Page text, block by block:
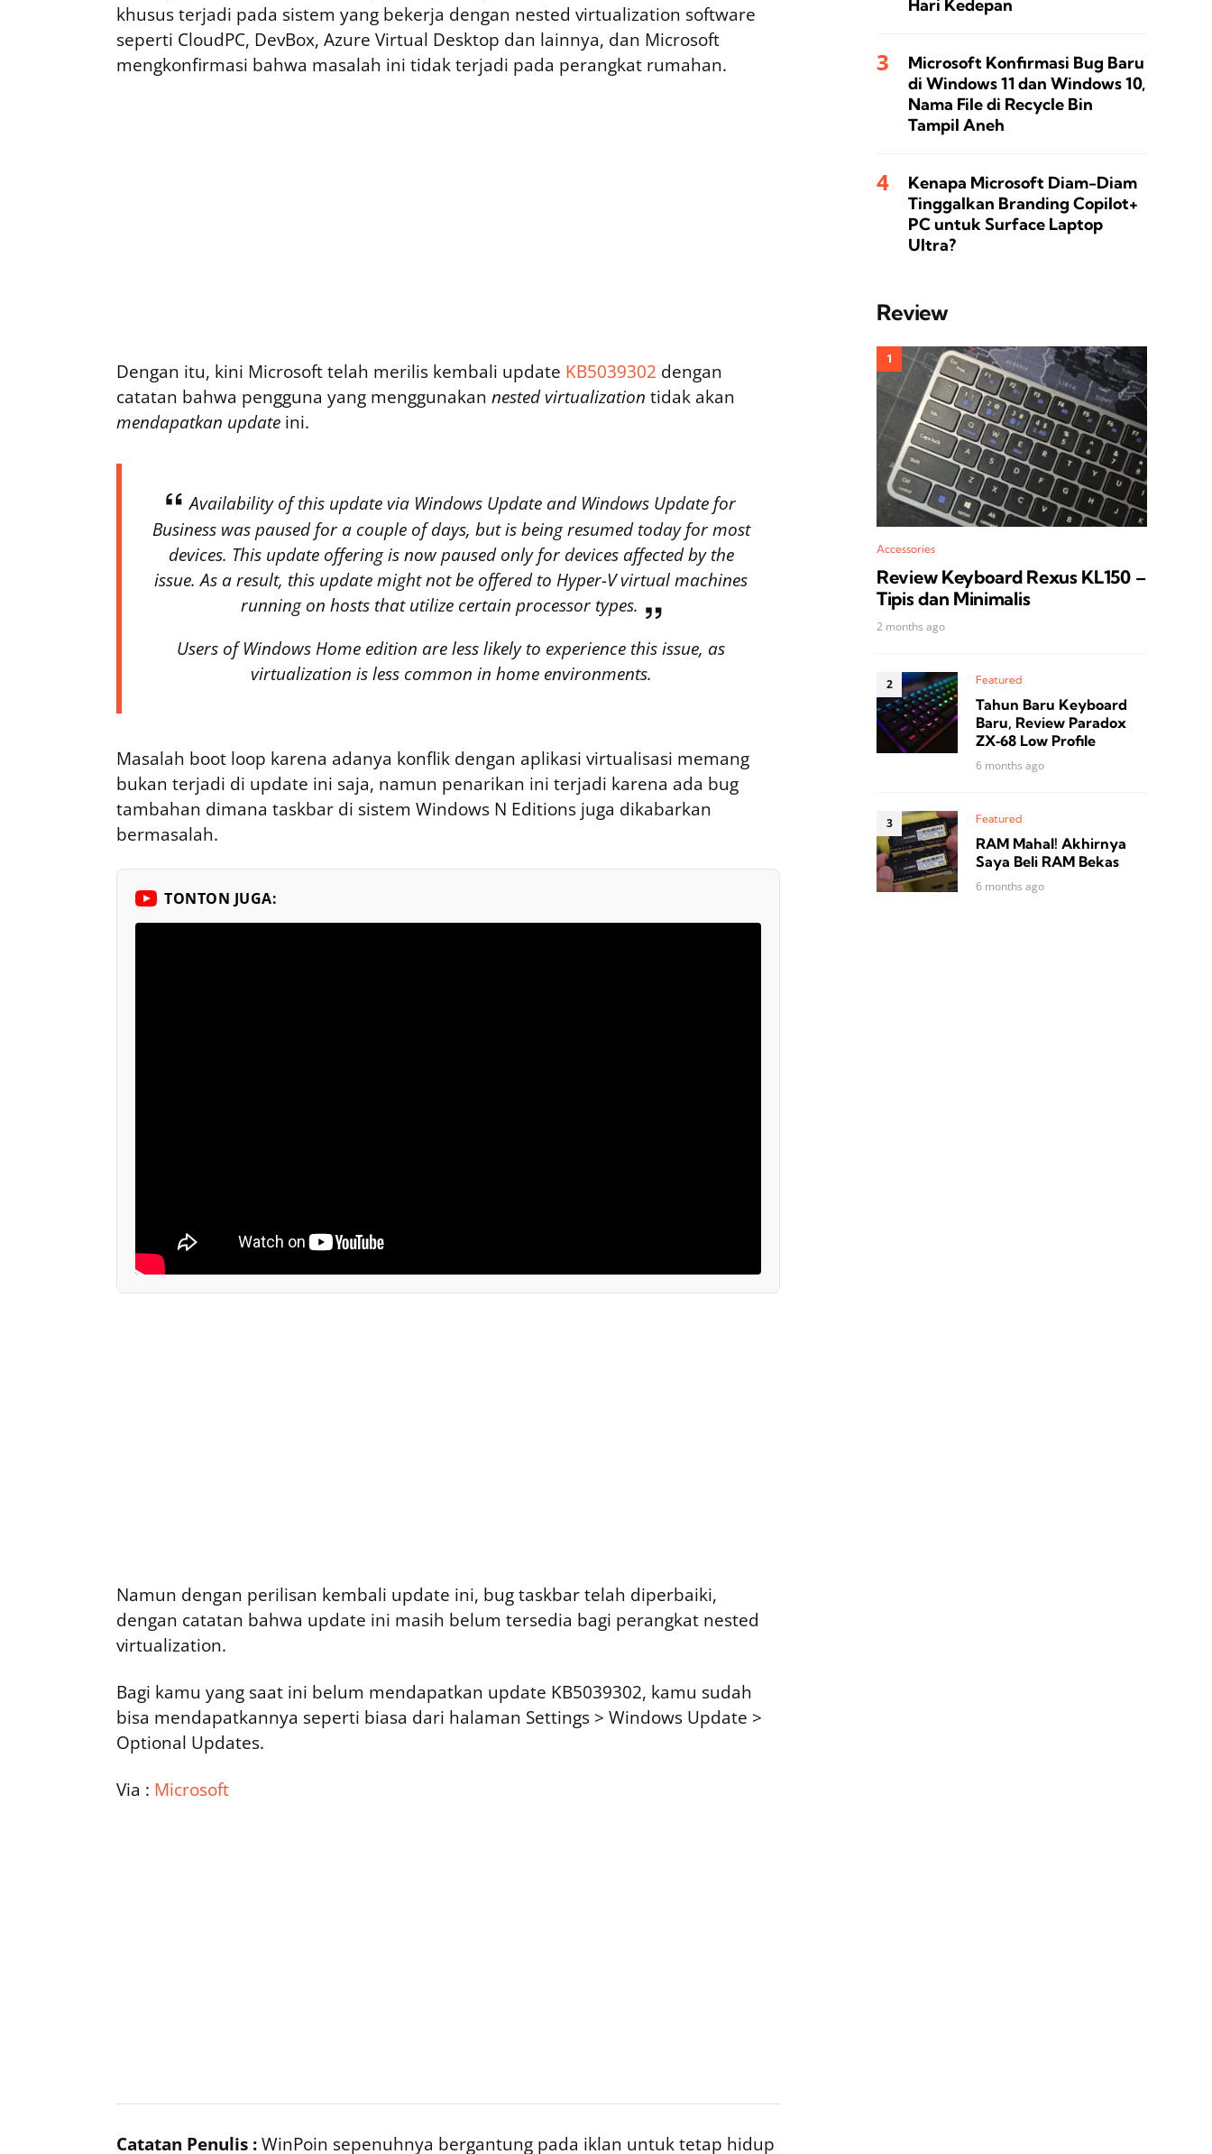
khusus terjadi pada sistem yang bekerja dengan nested virtualization software
seperti CloudPC, DevBox, Azure Virtual Desktop dan lainnya, dan Microsoft
mengkonfirmasi bahwa masalah ini tidak terjadi pada perangkat rumahan.
Dengan itu, kini Microsoft telah merilis kembali update KB5039302 dengan
catatan bahwa pengguna yang menggunakan nested virtualization tidak akan
mendapatkan update ini.
Availability of this update via Windows Update and Windows Update for
Business was paused for a couple of days, but is being resumed today for most
devices. This update offering is now paused only for devices affected by the
issue. As a result, this update might not be offered to Hyper-V virtual machines
running on hosts that utilize certain processor types.
Users of Windows Home edition are less likely to experience this issue, as
virtualization is less common in home environments.
Masalah boot loop karena adanya konflik dengan aplikasi virtualisasi memang
bukan terjadi di update ini saja, namun penarikan ini terjadi karena ada bug
tambahan dimana taskbar di sistem Windows N Editions juga dikabarkan
bermasalah.
TONTON JUGA:
Namun dengan perilisan kembali update ini, bug taskbar telah diperbaiki,
dengan catatan bahwa update ini masih belum tersedia bagi perangkat nested
virtualization.
Bagi kamu yang saat ini belum mendapatkan update KB5039302, kamu sudah
bisa mendapatkannya seperti biasa dari halaman Settings > Windows Update >
Optional Updates.
Via : Microsoft
Catatan Penulis :WinPoin sepenuhnya bergantung pada iklan untuk tetap hidup
Hari Kedepan
Microsoft Konfirmasi Bug Baru
di Windows 11 dan Windows 10,
Nama File di Recycle Bin
Tampil Aneh
Kenapa Microsoft Diam-Diam
Tinggalkan Branding Copilot+
PC untuk Surface Laptop
Ultra?
Review
Accessories
Review Keyboard Rexus KL150 –
Tipis dan Minimalis
2 months ago
Featured
Tahun Baru Keyboard
Baru, Review Paradox
ZX‑68 Low Profile
6 months ago
Featured
RAM Mahal! Akhirnya
Saya Beli RAM Bekas
6 months ago